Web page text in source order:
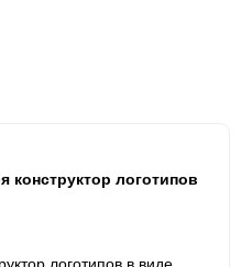
конструктор логотипов